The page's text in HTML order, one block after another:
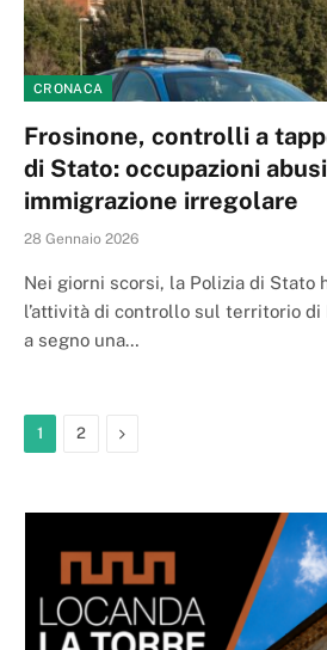
CRONACA
Frosinone, controlli a
di Stato: occupazioni
immigrazione irregolare
28 Gennaio 2026
Nei giorni scorsi, la Polizia di Stato
l’attività di controllo sul territorio di
a segno una…
1 2 Next